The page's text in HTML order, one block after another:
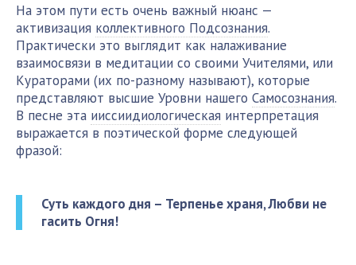
На этом пути есть очень важный нюанс —
активизация коллективного Подсознания.
Практически это выглядит как налаживание
взаимосвязи в медитации со своими Учителями, или
Кураторами (их по-разному называют), которые
представляют высшие Уровни нашего Самосознания.
В песне эта ииссиидиологическая интерпретация
выражается в поэтической форме следующей
фразой:
Суть каждого дня – Терпенье храня, Любви не
гасить Огня!